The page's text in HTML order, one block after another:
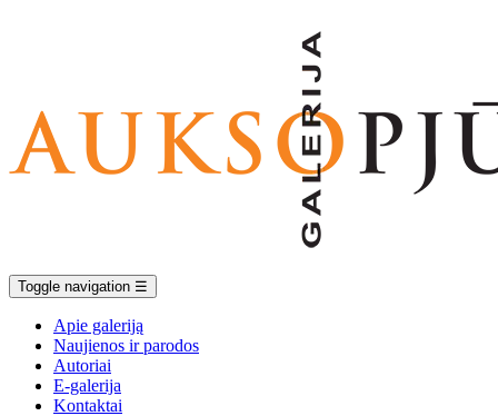
Toggle navigation ☰
Apie galeriją
Naujienos ir parodos
Autoriai
E-galerija
Kontaktai